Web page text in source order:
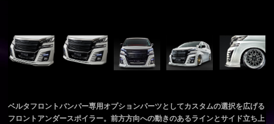
ベルタフロントバンパー専用オプションパーツとしてカスタムの選択を広げる
フロントアンダースポイラー。前方方向への動きのあるラインとサイド立ち上